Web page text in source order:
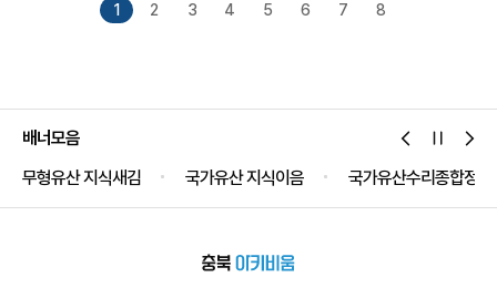
1 2 3 4 5 6 7 8
배너모음
무형유산 지식새김
국가유산 지식이음 국가유산수리종합정보